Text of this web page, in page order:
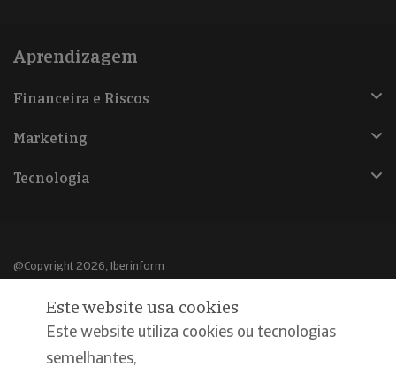
Aprendizagem
Financeira e Riscos
Marketing
Tecnologia
@Copyright 2026, Iberinform
Aviso legal
Política de cookies
Este website usa cookies
Este website utiliza cookies ou tecnologias
semelhantes,